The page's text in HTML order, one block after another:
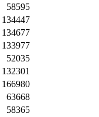
58595
134447
134677
133977
52035
132301
166980
63668
58365